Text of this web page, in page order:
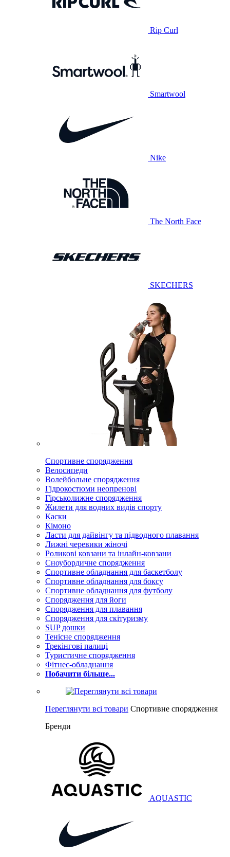
Rip Curl
Smartwool
Nike
The North Face
SKECHERS
Спортивне спорядження
Велосипеди
Волейбольне спорядження
Гідрокостюми неопренові
Гірськолижне спорядження
Жилети для водних видів спорту
Каски
Кімоно
Ласти для дайвінгу та підводного плавання
Лижні черевики жіночі
Роликові ковзани та інлайн-ковзани
Сноубордичне спорядження
Спортивне обладнання для баскетболу
Спортивне обладнання для боксу
Спортивне обладнання для футболу
Спорядження для йоги
Спорядження для плавання
Спорядження для скітуризму
SUP дошки
Тенісне спорядження
Трекінгові палиці
Туристичне спорядження
Фітнес-обладнання
Побачити більше...
Переглянути всі товари Спортивне спорядження
Бренди
AQUASTIC